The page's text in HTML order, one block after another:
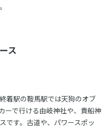
ス
着駅の鞍馬駅では天狗のオブ
ーで行ける由岐神社や、貴船神
です。古道や、パワースポッ